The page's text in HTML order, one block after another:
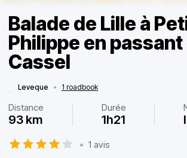
Balade de Lille à
Philippe en passant
Cassel
Leveque • 1 roadbook
Distance
93 km
Durée
1h21
• 1 avis